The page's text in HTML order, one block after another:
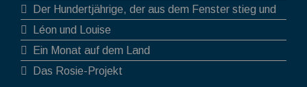
Der Hundertjährige, der aus dem Fenster stieg und
verschwand
Léon und Louise
Ein Monat auf dem Land
Das Rosie-Projekt